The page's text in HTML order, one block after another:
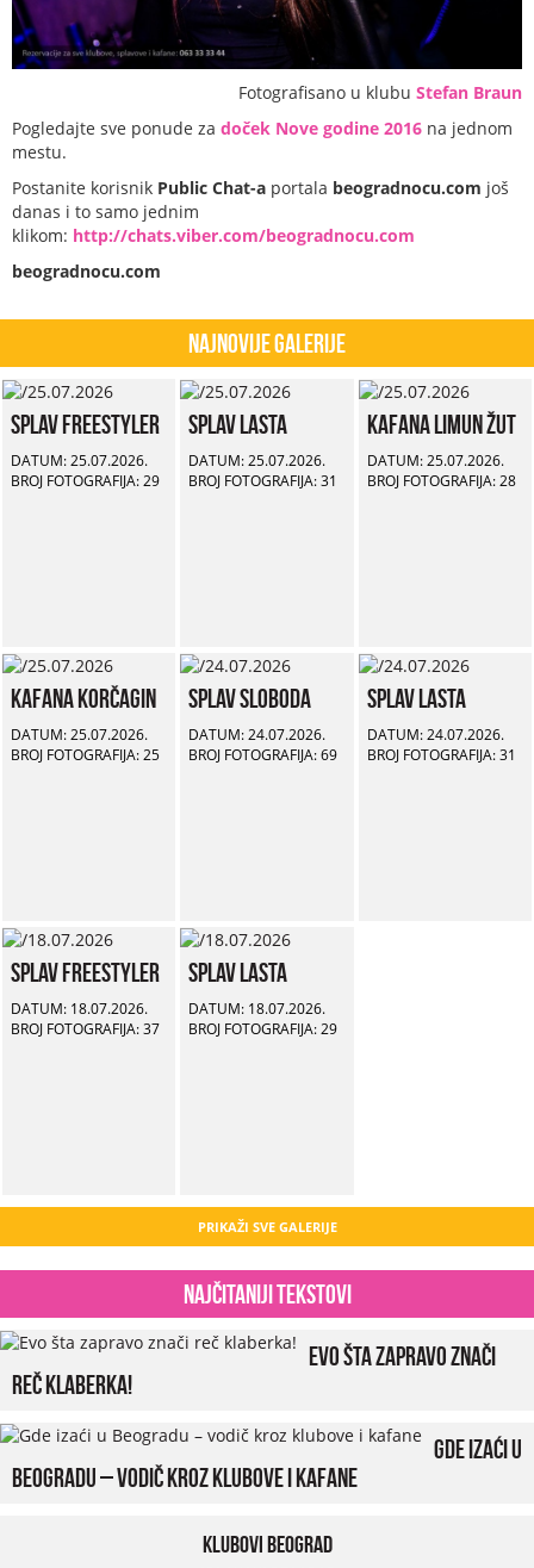
Fotografisano u klubu Stefan Braun
Pogledajte sve ponude za doček Nove godine 2016 na jednom
mestu.
Postanite korisnik Public Chat-a portala beogradnocu.com još
danas i to samo jednim
klikom: http://chats.viber.com/beogradnocu.com
beogradnocu.com
Najnovije Galerije
Splav Freestyler
DATUM: 25.07.2026.
BROJ FOTOGRAFIJA: 29
Splav Lasta
DATUM: 25.07.2026.
BROJ FOTOGRAFIJA: 31
Kafana Limun Žut
DATUM: 25.07.2026.
BROJ FOTOGRAFIJA: 28
Kafana Korčagin
DATUM: 25.07.2026.
BROJ FOTOGRAFIJA: 25
Splav Sloboda
DATUM: 24.07.2026.
BROJ FOTOGRAFIJA: 69
Splav Lasta
DATUM: 24.07.2026.
BROJ FOTOGRAFIJA: 31
Splav Freestyler
DATUM: 18.07.2026.
BROJ FOTOGRAFIJA: 37
Splav Lasta
DATUM: 18.07.2026.
BROJ FOTOGRAFIJA: 29
PRIKAŽI SVE GALERIJE
Najčitaniji tekstovi
Evo šta zapravo znači
reč klaberka!
Gde izaći u
Beogradu – vodič kroz klubove i kafane
Klubovi Beograd